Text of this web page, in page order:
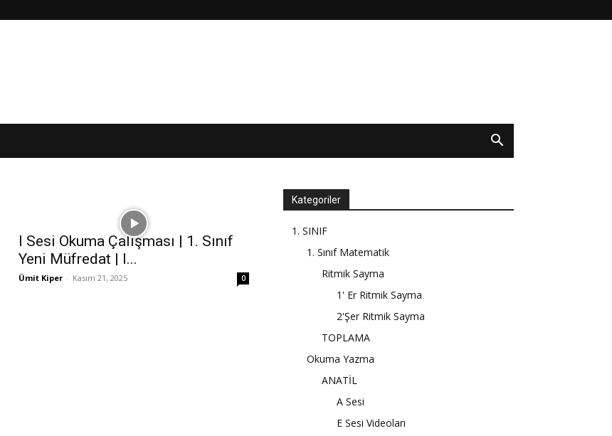
I Sesi Okuma Çalışması | 1. Sınıf
Yeni Müfredat | I...
Ümit Kiper - Kasım 21, 2025 0
Kategoriler
1. SINIF
1. Sınıf Matematik
Ritmik Sayma
1' Er Ritmik Sayma
2'Şer Ritmik Sayma
TOPLAMA
Okuma Yazma
ANATİL
A Sesi
E Sesi Videoları